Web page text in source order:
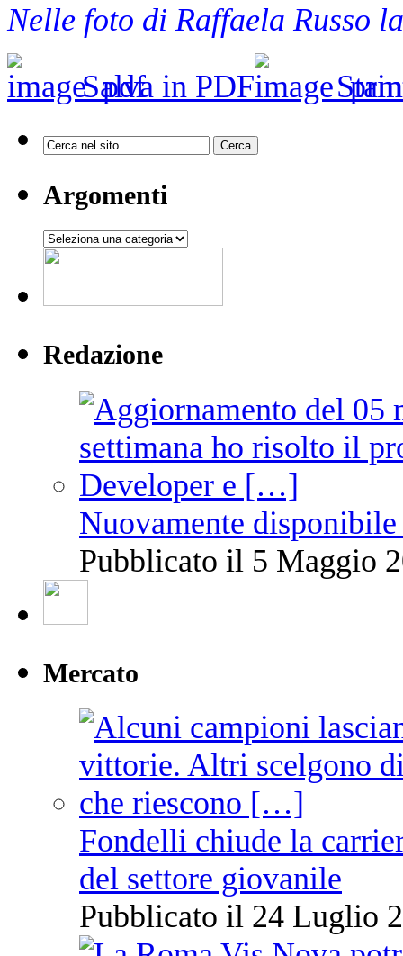
Nelle foto di Raffaela Russo
Salva in PDF
Argomenti
Argomenti
Redazione
Nuovamente
Pubblicato il 5 Maggio
Mercato
Fondelli chiude la
del settore giovanile
Pubblicato il 24 Luglio